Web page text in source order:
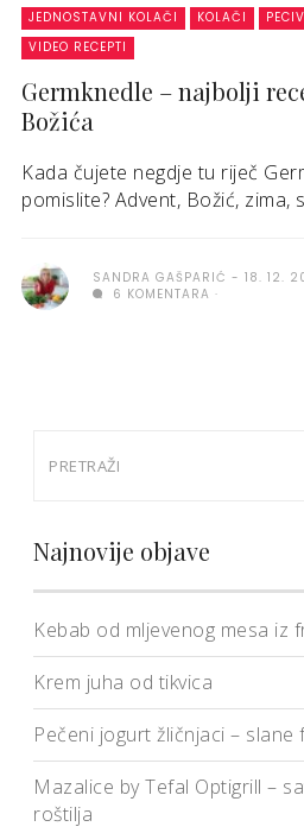
JEDNOSTAVNI KOLAČI KOLAČI
VIDEO RECEPTI
Germknedle – najbolji
Božića
Kada čujete negdje tu riječ
pomislite? Advent, Božić, zima,
SANDRA GAŠPARIĆ
18. 12.
6 KOMENTARA
Najnovije objave
Kebab od mljevenog mesa iz
Krem juha od tikvica
Pečeni jogurt žličnjaci – slane
Mazalice by Tefal Optigrill –
roštilja